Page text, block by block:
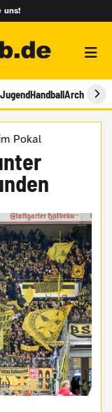
uns!
JugendHandballArchiv
Pokal